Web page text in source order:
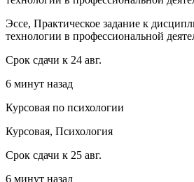
Эссе, Практическое задание к
технологии в профессиональной
Срок сдачи к 24 авг.
6 минут назад
Курсовая по психологии
Курсовая, Психология
Срок сдачи к 25 авг.
6 минут назад